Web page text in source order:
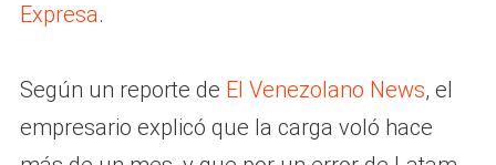
Expresa.
Según un reporte de El Venezolano News, el
empresario explicó que la carga voló hace